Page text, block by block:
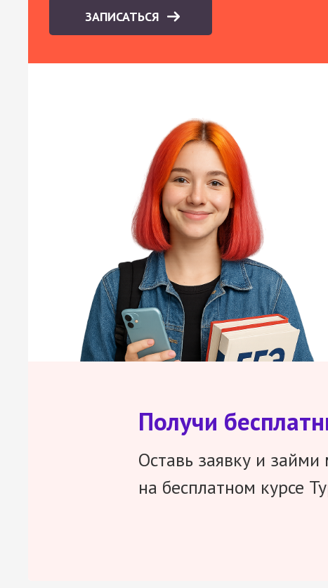
ЗАПИСАТЬСЯ
Получи
Оставь заявку и займи
на бесплатном курсе